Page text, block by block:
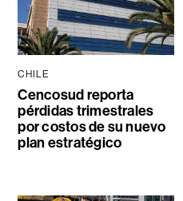
CHILE
Cencosud reporta
pérdidas trimestrales
por costos de su nuevo
plan estratégico